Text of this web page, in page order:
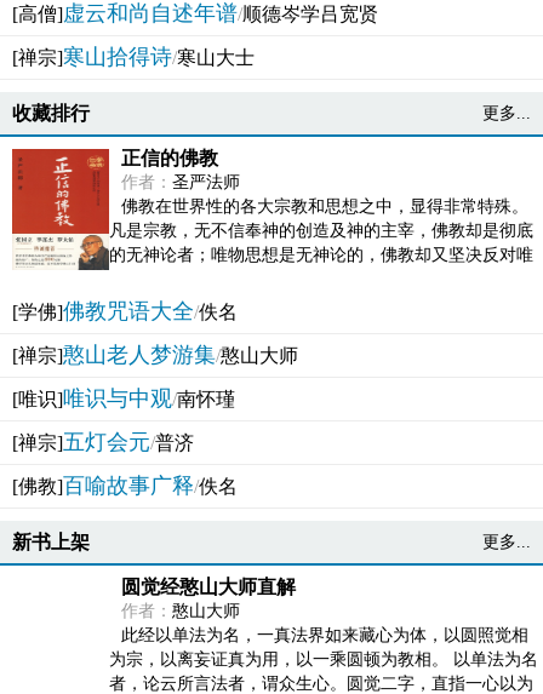
[高僧]虚云和尚自述年谱/顺德岑学吕宽贤
[禅宗]寒山拾得诗/寒山大士
收藏排行 更多...
正信的佛教
作者： 圣严法师
佛教在世界性的各大宗教和思想之中，显得非常特殊。
凡是宗教，无不信奉神的创造及神的主宰，佛教却是彻底
的无神论者；唯物思想是无神论的，佛教却又坚决反对唯
[学佛]佛教咒语大全/佚名
[禅宗]憨山老人梦游集/憨山大师
[唯识]唯识与中观/南怀瑾
[禅宗]五灯会元/普济
[佛教]百喻故事广释/佚名
新书上架 更多...
圆觉经憨山大师直解
作者： 憨山大师
此经以单法为名，一真法界如来藏心为体，以圆照觉相
为宗，以离妄证真为用，以一乘圆顿为教相。 以单法为名
者，论云所言法者，谓众生心。圆觉二字，直指一心以为